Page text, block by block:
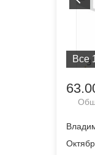
Все